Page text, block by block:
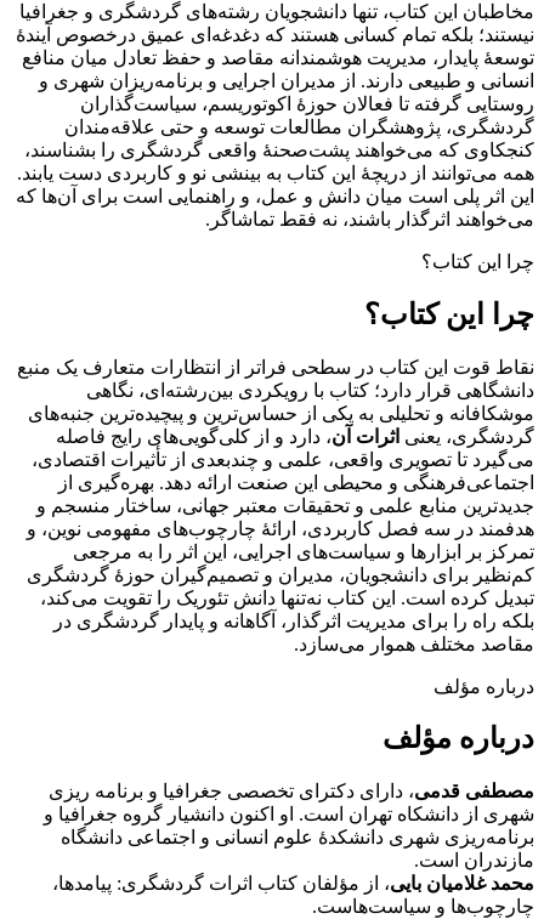
مخاطبان این کتاب، تنها دانشجویان رشته‌های گردشگری و جغرافیا
نیستند؛ بلکه تمام کسانی هستند که دغدغه‌ای عمیق درخصوص آیندۀ
توسعۀ پایدار، مدیریت هوشمندانه مقاصد و حفظ تعادل میان منافع
انسانی و طبیعی دارند. از مدیران اجرایی و برنامه‌ریزان شهری و
روستایی گرفته تا فعالان حوزۀ اکوتوریسم، سیاست‌گذاران
گردشگری، پژوهشگران مطالعات توسعه و حتی علاقه‌مندان
کنجکاوی که می‌خواهند پشت‌صحنۀ واقعی گردشگری را بشناسند،
همه می‌توانند از دریچۀ این کتاب به بینشی نو و کاربردی دست یابند.
این اثر پلی است میان دانش و عمل، و راهنمایی ا‌ست برای آن‌ها که
می‌خواهند اثرگذار باشند، نه فقط تماشاگر.
چرا این کتاب؟
چرا این کتاب؟
نقاط قوت این کتاب در سطحی فراتر از انتظارات متعارف یک منبع
دانشگاهی قرار دارد؛ کتاب با رویکردی بین‌رشته‌ای، نگاهی
موشکافانه و تحلیلی به یکی از حساس‌ترین و پیچیده‌ترین جنبه‌های
گردشگری، یعنی اثرات آن، دارد و از کلی‌گویی‌های رایج فاصله
می‌گیرد تا تصویری واقعی، علمی و چندبعدی از تأثیرات اقتصادی،
اجتماعی‌فرهنگی و محیطی این صنعت ارائه دهد. بهره‌گیری از
جدیدترین منابع علمی و تحقیقات معتبر جهانی، ساختار منسجم و
هدفمند در سه فصل کاربردی، ارائۀ چارچوب‌های مفهومی نوین، و
تمرکز بر ابزارها و سیاست‌های اجرایی، این اثر را به مرجعی
کم‌نظیر برای دانشجویان، مدیران و تصمیم‌گیران حوزۀ گردشگری
تبدیل کرده است. این کتاب نه‌تنها دانش تئوریک را تقویت می‌کند،
بلکه راه را برای مدیریت اثرگذار، آگاهانه و پایدار گردشگری در
مقاصد مختلف هموار می‌سازد.
درباره مؤلف
درباره مؤلف
مصطفی قدمی، دارای دکترای تخصصی جغرافیا و برنامه ریزی
شهری از دانشکاه تهران است. او اکنون دانشیار گروه جغرافیا و
برنامه‌ریزی شهری دانشکدۀ علوم انسانی و اجتماعی دانشگاه
مازندران است.
محمد غلامیان بایی، از مؤلفان کتاب اثرات گردشگری: پیامدها،
چارچوب‌ها و سیاست‌هاست.